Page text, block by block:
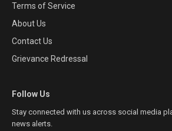
Terms of Service
About Us
Contact Us
Grievance Redressal
Follow Us
Stay connected with us across social media
news alerts.